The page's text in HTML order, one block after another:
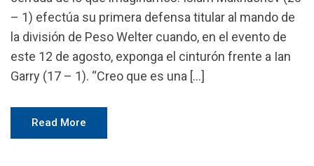
– 1) efectúa su primera defensa titular al mando de
la división de Peso Welter cuando, en el evento de
este 12 de agosto, exponga el cinturón frente a Ian
Garry (17 – 1). “Creo que es una […]
Read More